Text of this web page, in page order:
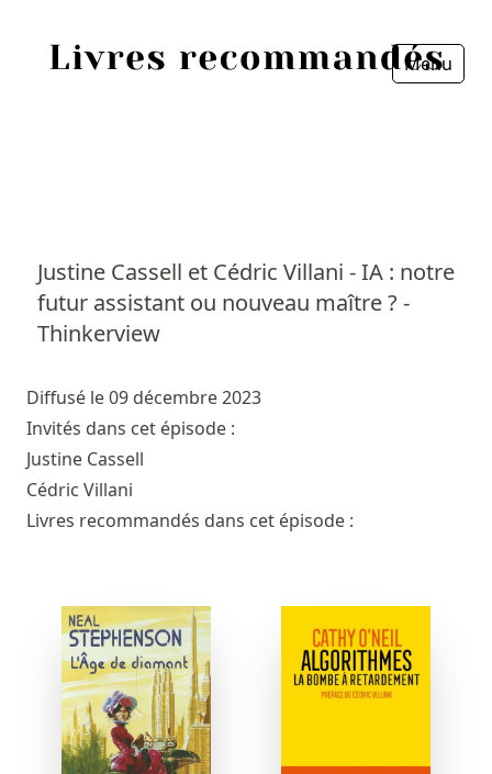
Menu
Justine Cassell et Cédric Villani - IA : notre
futur assistant ou nouveau maître ? -
Thinkerview
Diffusé le 09 décembre 2023
Invités dans cet épisode :
Justine Cassell
Cédric Villani
Livres recommandés dans cet épisode :
Personnes
Livres les plus recommandés
Prix littéraires
Fermer